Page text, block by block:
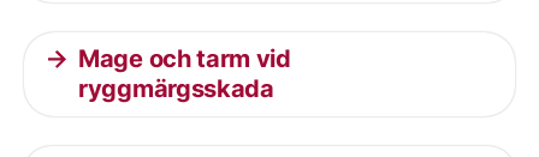
Mage och tarm vid
ryggmärgsskada